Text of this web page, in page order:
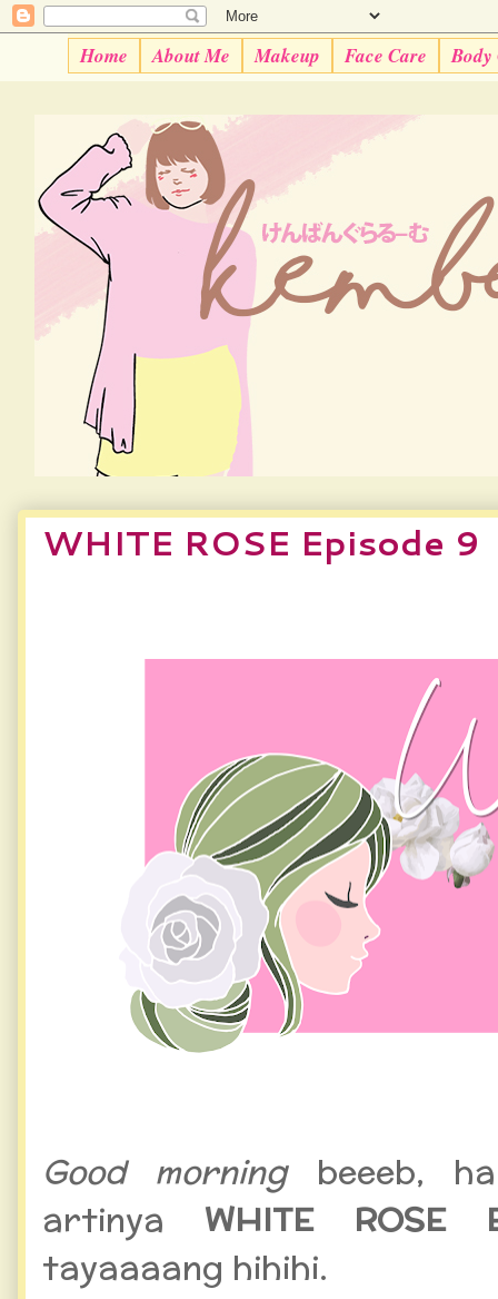
Home About Me Makeup Face Care Body
WHITE ROSE Episode 9
Good morningbeeeb,
artinya WHITE ROSE
tayaaaang hihihi.